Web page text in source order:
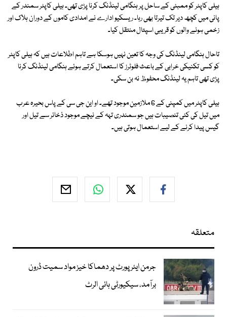
ہیلی کاپٹر کو ممبئی کے ساحل پر ہنگامی لینڈنگ کرنا پڑی تھی۔ ہیلی کاپٹر سمندر کے
پانی میں کچھ دیر تک تیرتا بھی رہا۔ ریسکیو ادارے نے امدادی کاموں کے دوران ہلاک اور
زخمی ہونے والوں کو قریبی اسپتال منتقل کیا۔
تاحال ہنگامی لینڈنگ کی وجہ کا تعین نہیں ہوسکا ہے تاہم اطلاعات ہیں کہ ہیلی کاپٹر
کو کسی تکنیکی خرابی کے باعث فلوٹرز کا استعمال کرتے ہوئے ہنگامی لینڈنگ کرنا
پڑی تھی تاہم یہ لینڈنگ محفوظ نہ بن سکی۔
ہیلی کاپٹر میں کمپنی کے 6 ملازمین موجود تھے۔ او این جی سی کے پاس بحیرہ عرب
میں تیل کی کئی تنصیبات ہیں جو سمندری تہہ کے نیچے موجود ذخائر سے تیل اور
گیس پیدا کرنے کے لیے استعمال ہوتی ہیں۔
متعلقہ
جرمن ایئرپورٹ پر دھماکا خیز مواد سمیت ڈرون
برآمد، سیکیورٹی ہائی الرٹ